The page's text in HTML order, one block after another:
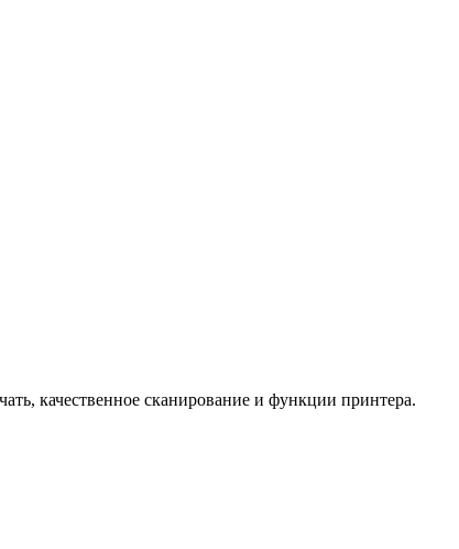
качественное сканирование и функции принтера.